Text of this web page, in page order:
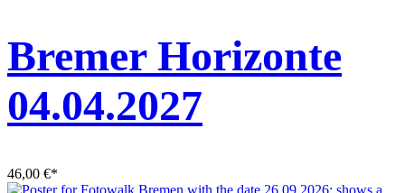
Bremer Horizonte
04.04.2027
46,00 €*